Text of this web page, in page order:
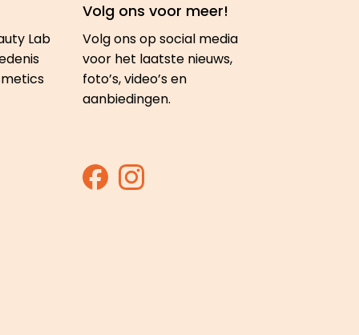
Lab
Volg ons voor meer!
Volg ons op social media
voor het laatste nieuws,
foto’s, video’s en
aanbiedingen.